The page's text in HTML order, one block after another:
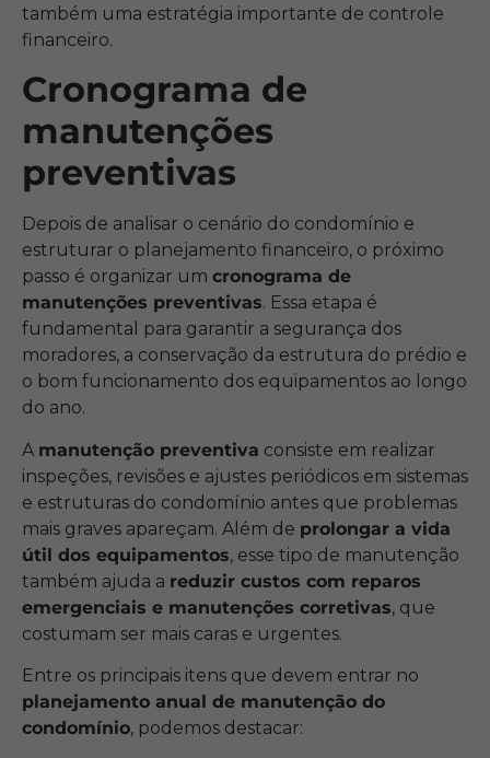
também uma estratégia importante de controle
financeiro.
Cronograma de
manutenções
preventivas
Depois de analisar o cenário do condomínio e
estruturar o planejamento financeiro, o próximo
passo é organizar um cronograma de
manutenções preventivas. Essa etapa é
fundamental para garantir a segurança dos
moradores, a conservação da estrutura do prédio e
o bom funcionamento dos equipamentos ao longo
do ano.
A manutenção preventiva consiste em realizar
inspeções, revisões e ajustes periódicos em sistemas
e estruturas do condomínio antes que problemas
mais graves apareçam. Além de prolongar a vida
útil dos equipamentos, esse tipo de manutenção
também ajuda a reduzir custos com reparos
emergenciais e manutenções corretivas, que
costumam ser mais caras e urgentes.
Entre os principais itens que devem entrar no
planejamento anual de manutenção do
condomínio, podemos destacar: